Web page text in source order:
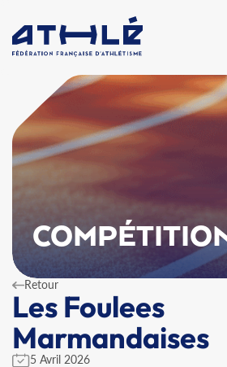
Retour
Les Foulees
Marmandaises
5 Avril 2026